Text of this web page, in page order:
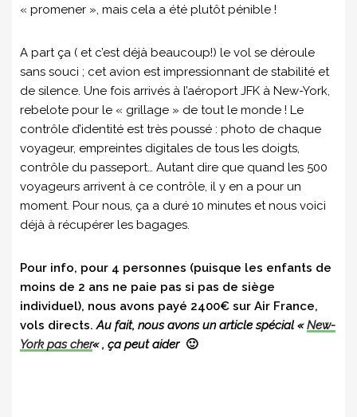
« promener », mais cela a été plutôt pénible !
A part ça ( et c’est déjà beaucoup!) le vol se déroule
sans souci ; cet avion est impressionnant de stabilité et
de silence. Une fois arrivés à l’aéroport JFK à New-York,
rebelote pour le « grillage » de tout le monde ! Le
contrôle d’identité est très poussé : photo de chaque
voyageur, empreintes digitales de tous les doigts,
contrôle du passeport… Autant dire que quand les 500
voyageurs arrivent à ce contrôle, il y en a pour un
moment. Pour nous, ça a duré 10 minutes et nous voici
déjà à récupérer les bagages.
Pour info, pour 4 personnes (puisque les enfants de
moins de 2 ans ne paie pas si pas de siège
individuel), nous avons payé 2400€ sur Air France,
vols directs.Au fait, nous avons un article spécial «New-
York pas cher« , ça peut aider 🙂